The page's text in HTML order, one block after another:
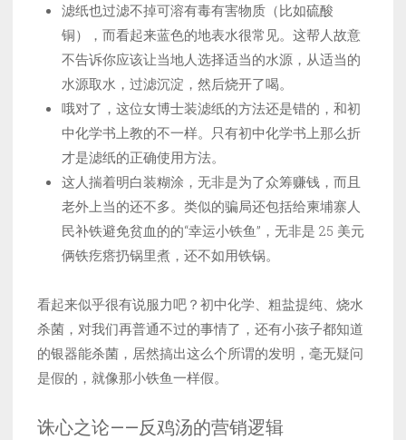
滤纸也过滤不掉可溶有毒有害物质（比如硫酸
铜），而看起来蓝色的地表水很常见。这帮人故意
不告诉你应该让当地人选择适当的水源，从适当的
水源取水，过滤沉淀，然后烧开了喝。
哦对了，这位女博士装滤纸的方法还是错的，和初
中化学书上教的不一样。只有初中化学书上那么折
才是滤纸的正确使用方法。
这人揣着明白装糊涂，无非是为了众筹赚钱，而且
老外上当的还不多。类似的骗局还包括给柬埔寨人
民补铁避免贫血的的“幸运小铁鱼”，无非是 25 美元
俩铁疙瘩扔锅里煮，还不如用铁锅。
看起来似乎很有说服力吧？初中化学、粗盐提纯、烧水
杀菌，对我们再普通不过的事情了，还有小孩子都知道
的银器能杀菌，居然搞出这么个所谓的发明，毫无疑问
是假的，就像那小铁鱼一样假。
诛心之论——反鸡汤的营销逻辑